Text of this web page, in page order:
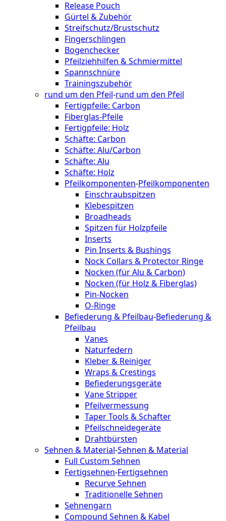
Release Pouch
Gürtel & Zubehör
Streifschutz/Brustschutz
Fingerschlingen
Bogenchecker
Pfeilziehhilfen & Schmiermittel
Spannschnüre
Trainingszubehör
rund um den Pfeil-rund um den Pfeil
Fertigpfeile: Carbon
Fiberglas-Pfeile
Fertigpfeile: Holz
Schäfte: Carbon
Schäfte: Alu/Carbon
Schäfte: Alu
Schäfte: Holz
Pfeilkomponenten-Pfeilkomponenten
Einschraubspitzen
Klebespitzen
Broadheads
Spitzen für Holzpfeile
Inserts
Pin Inserts & Bushings
Nock Collars & Protector Ringe
Nocken (für Alu & Carbon)
Nocken (für Holz & Fiberglas)
Pin-Nocken
O-Ringe
Befiederung & Pfeilbau-Befiederung &
Pfeilbau
Vanes
Naturfedern
Kleber & Reiniger
Wraps & Crestings
Befiederungsgeräte
Vane Stripper
Pfeilvermessung
Taper Tools & Schafter
Pfeilschneidegeräte
Drahtbürsten
Sehnen & Material-Sehnen & Material
Full Custom Sehnen
Fertigsehnen-Fertigsehnen
Recurve Sehnen
Traditionelle Sehnen
Sehnengarn
Compound Sehnen & Kabel